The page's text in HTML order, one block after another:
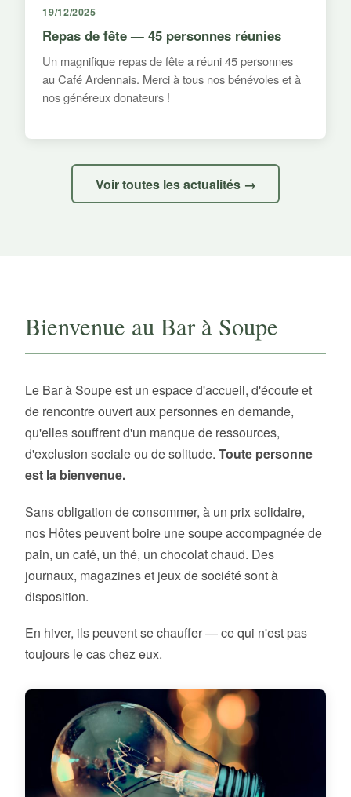
19/12/2025
Repas de fête — 45 personnes réunies
Un magnifique repas de fête a réuni 45 personnes
au Café Ardennais. Merci à tous nos bénévoles et à
nos généreux donateurs !
Voir toutes les actualités →
Bienvenue au Bar à Soupe
Le Bar à Soupe est un espace d'accueil, d'écoute et
de rencontre ouvert aux personnes en demande,
qu'elles souffrent d'un manque de ressources,
d'exclusion sociale ou de solitude. Toute personne
est la bienvenue.
Sans obligation de consommer, à un prix solidaire,
nos Hôtes peuvent boire une soupe accompagnée de
pain, un café, un thé, un chocolat chaud. Des
journaux, magazines et jeux de société sont à
disposition.
En hiver, ils peuvent se chauffer — ce qui n'est pas
toujours le cas chez eux.